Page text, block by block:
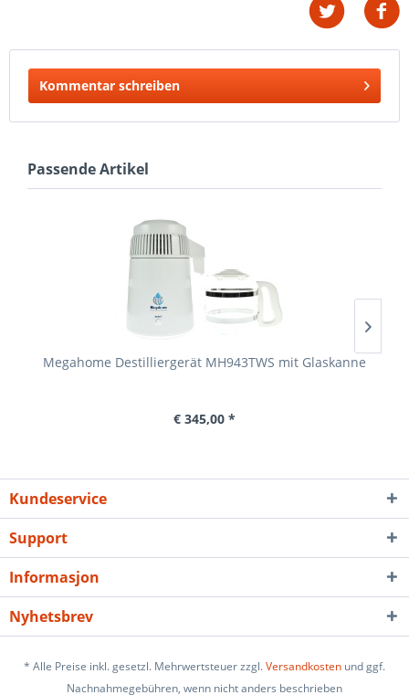
Kommentar schreiben
Passende Artikel
Megahome Destilliergerät MH943TWS mit Glaskanne
€ 345,00 *
Kundeservice
Support
Informasjon
Nyhetsbrev
* Alle Preise inkl. gesetzl. Mehrwertsteuer zzgl.Versandkosten und ggf.
Nachnahmegebühren, wenn nicht anders beschrieben